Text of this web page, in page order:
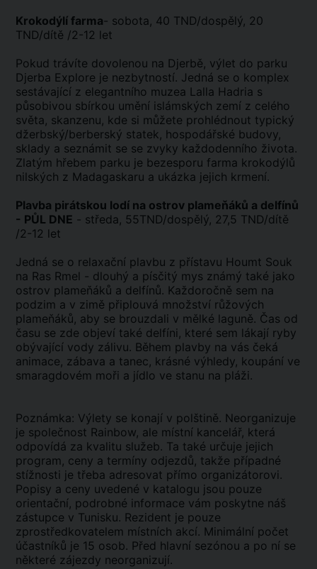
Krokodýlí farma- sobota, 40 TND/dospělý, 20
TND/dítě /2-12 let
Pokud trávíte dovolenou na Djerbě, výlet do parku
Djerba Explore je nezbytností. Jedná se o komplex
sestávající z elegantního muzea Lalla Hadria s
působivou sbírkou umění islámských zemí z celého
světa, skanzenu, kde si můžete prohlédnout typický
džerbský/berberský statek, hospodářské budovy,
sklady a seznámit se se zvyky každodenního života.
Zlatým hřebem parku je bezesporu farma krokodýlů
nilských z Madagaskaru a ukázka jejich krmení.
Plavba pirátskou lodí na ostrov plameňáků a delfínů
- PŮL DNE - středa, 55TND/dospělý, 27,5 TND/dítě
/2-12 let
Jedná se o relaxační plavbu z přístavu Houmt Souk
na Ras Rmel - dlouhý a písčitý mys známý také jako
ostrov plameňáků a delfínů. Každoročně sem na
podzim a v zimě připlouvá množství růžových
plameňáků, aby se brouzdali v mělké laguně. Čas od
času se zde objeví také delfíni, které sem lákají ryby
obývající vody zálivu. Během plavby na vás čeká
animace, zábava a tanec, krásné výhledy, koupání ve
smaragdovém moři a jídlo ve stanu na pláži.
Poznámka: Výlety se konají v polštině. Neorganizuje
je společnost Rainbow, ale místní kancelář, která
odpovídá za kvalitu služeb. Ta také určuje jejich
program, ceny a termíny odjezdů, takže případné
stížnosti je třeba adresovat přímo organizátorovi.
Popisy a ceny uvedené v katalogu jsou pouze
orientační, podrobné informace vám poskytne náš
zástupce v Tunisku. Rezident je pouze
zprostředkovatelem místních akcí. Minimální počet
účastníků je 15 osob. Před hlavní sezónou a po ní se
některé zájezdy neorganizují.